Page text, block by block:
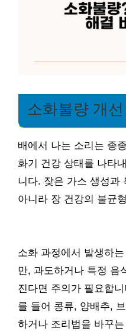
소화불량 개
배에서 나는 소리는 종
화기 건강 상태를 나타
니다. 잦은 가스 생성과
아니라 장 건강의 불균
소화 과정에서 발생하
만, 과도하거나 특정 음
진다면 주의가 필요합
를 들어 콩류, 양배추,
하거나 조리법을 바꾸